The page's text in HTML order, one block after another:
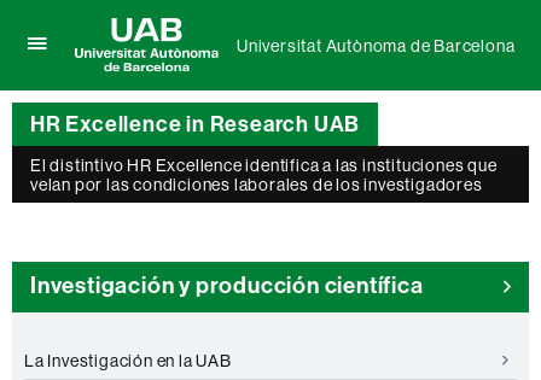
aquí
para
desplegar
el
menú
de
Barcelona
Universitat
Autònoma
de
Barcelona
Universitat Autònoma de Barcelona
HR Excellence in Research UAB
El distintivo HR Excellence identifica a las instituciones que
velan por las condiciones laborales de los investigadores
Investigación y producción científica
La Investigación en la UAB